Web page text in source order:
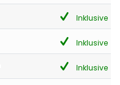
Inklusive
Inklusive
Inklusive